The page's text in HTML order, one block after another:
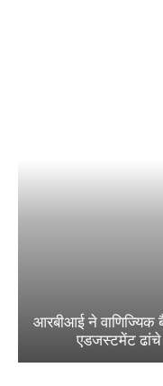
आरबीआई ने वाणिज्यिक
एडजस्टमेंट ढांचे